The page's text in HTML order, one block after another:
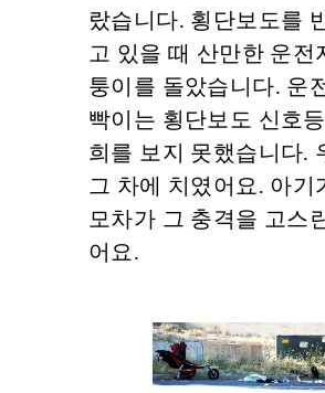
랐습니다. 횡단보도를
고 있을 때 산만한 운전
퉁이를 돌았습니다. 운
빡이는 횡단보도 신호
희를 보지 못했습니다.
그 차에 치였어요. 아기
모차가 그 충격을 고스
어요.